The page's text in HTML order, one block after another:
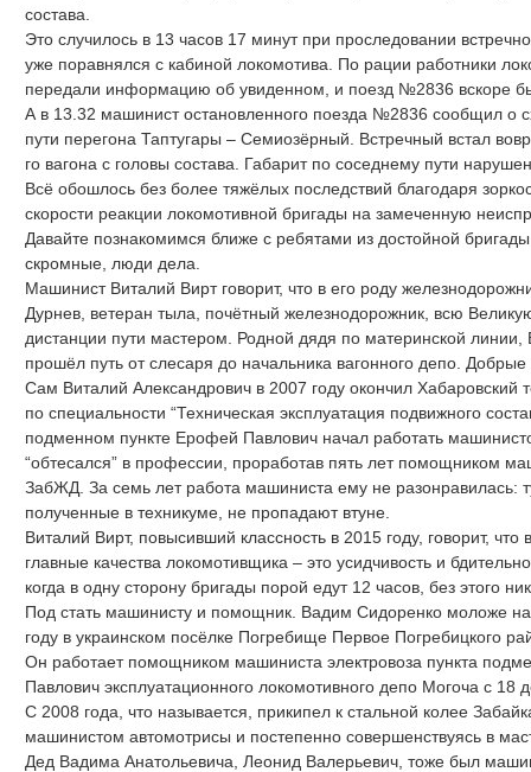
состава.
Это случилось в 13 часов 17 минут при проследовании
уже поравнялся с кабиной локомотива. По рации работники
передали информацию об увиденном, и поезд №2836 вскоре
А в 13.32 машинист остановленного поезда №2836 сообщил о
пути перегона Таптугары – Семиозёрный. Встречный встал
го вагона с головы состава. Габарит по соседнему пути
Всё обошлось без более тяжёлых последствий благодаря
скорости реакции локомотивной бригады на замеченную
Давайте познакомимся ближе с ребятами из достойной
скромные, люди дела.
Машинист Виталий Вирт говорит, что в его роду
Дурнев, ветеран тыла, почётный железнодорожник, всю
дистанции пути мастером. Родной дядя по материнской
прошёл путь от слесаря до начальника вагонного депо. Добрые
Сам Виталий Александрович в 2007 году окончил Хабаровский
по специальности “Техническая эксплуатация подвижного
подменном пункте Ерофей Павлович начал работать
“обтесался” в профессии, проработав пять лет помощником
ЗабЖД. За семь лет работа машиниста ему не разонравилась:
полученные в техникуме, не пропадают втуне.
Виталий Вирт, повысивший классность в 2015 году, говорит,
главные качества локомотивщика – это усидчивость и
когда в одну сторону бригады порой едут 12 часов, без этого
Под стать машинисту и помощник. Вадим Сидоренко моложе
году в украинском посёлке Погребище Первое Погребицкого
Он работает помощником машиниста электровоза пункта
Павлович эксплуатационного локомотивного депо Могоча с 18
С 2008 года, что называется, прикипел к стальной колее
машинистом автомотрисы и постепенно совершенствуясь в
Дед Вадима Анатольевича, Леонид Валерьевич, тоже был